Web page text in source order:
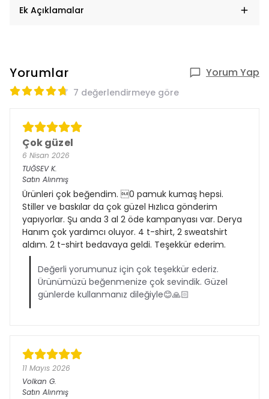
Ek Açıklamalar
Yorumlar Yorum Yap
7 değerlendirmeye göre
Çok güzel
6 Nisan 2026
TUĞSEV K.
Satın Alınmış
Ürünleri çok beğendim. 0 pamuk kumaş hepsi.
Stiller ve baskılar da çok güzel Hızlıca gönderim
yapıyorlar. Şu anda 3 al 2 öde kampanyası var. Derya
Hanım çok yardımcı oluyor. 4 t-shirt, 2 sweatshirt
aldım. 2 t-shirt bedavaya geldi. Teşekkür ederim.
Değerli yorumunuz için çok teşekkür ederiz.
Ürünümüzü beğenmenize çok sevindik. Güzel
günlerde kullanmanız dileğiyle😊🙏🏻
11 Mayıs 2026
Volkan G.
Satın Alınmış